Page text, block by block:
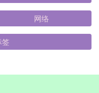
网络
签